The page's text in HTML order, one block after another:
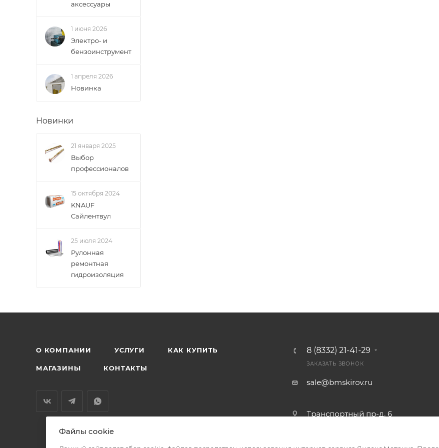
аксессуары
1 июня 2026
Электро- и
бензоинструмент
1 апреля 2026
Новинка
Новинки
21 января 2025
Выбор
профессионалов
15 октября 2024
KNAUF
Сайлентвул
25 июля 2024
Рулонная
ремонтная
гидроизоляция
О КОМПАНИИ УСЛУГИ КАК КУПИТЬ
МАГАЗИНЫ КОНТАКТЫ
8 (8332) 21-41-29
ЗАКАЗАТЬ ЗВОНОК
sale@bmskirov.ru
Транспортный пр-д, 6
Файлы cookie